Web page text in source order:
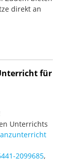
direkt an
für
Unterrichts
2099685,